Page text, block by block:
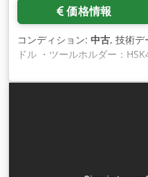
価格情報
コンディション: 中古, 技術デ
ドル ・ツールホルダー：
・主軸駆動電力：7.6[kVA]
610 [mm] ツールチェンジャ
ラスチャージャー - マガジ